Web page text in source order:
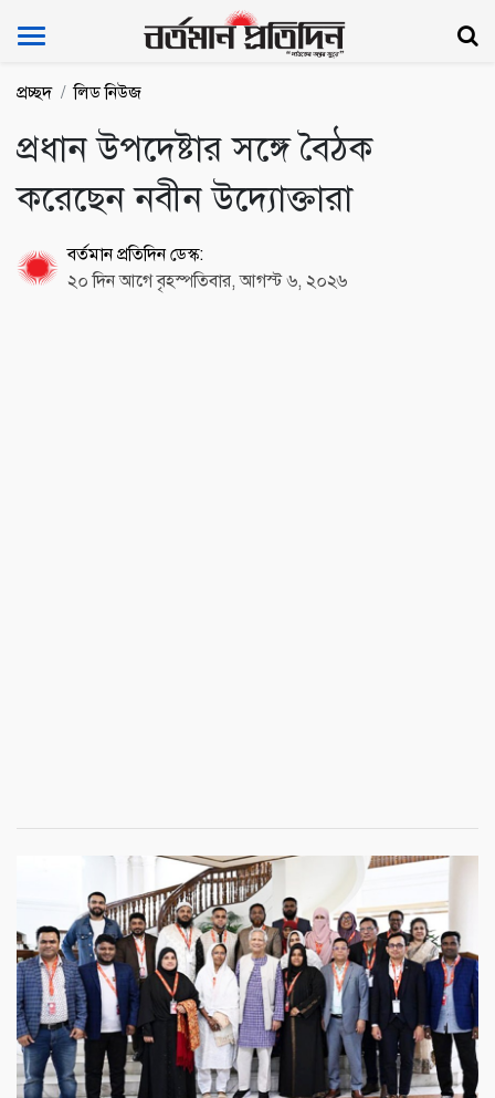
Bartoman Protidin
প্রচ্ছদ লিড নিউজ
প্রধান উপদেষ্টার সঙ্গে বৈঠক
করেছেন নবীন উদ্যোক্তারা
বর্তমান প্রতিদিন ডেস্ক:
২০ দিন আগে বৃহস্পতিবার, আগস্ট ৬, ২০২৬